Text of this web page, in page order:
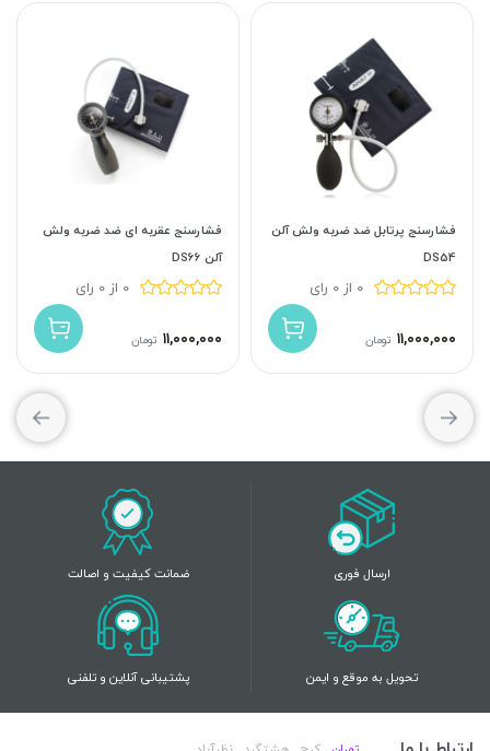
فشارسنج پرتابل ضد ضربه ولش آلن
DS54
0 از 0 رای
۱۱,۰۰۰,۰۰۰ تومان
فشارسنج عقربه ای ضد ضربه ولش
آلن DS66
0 از 0 رای
۱۱,۰۰۰,۰۰۰ تومان
ارسال فوری ضمانت کیفیت و اصالت
تحویل به موقع و ایمن پشتیبانی آنلاین و تلفنی